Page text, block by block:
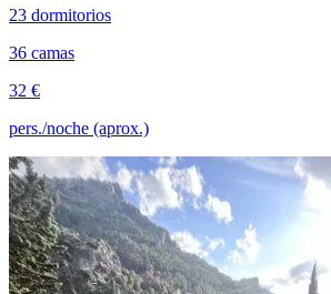
23 dormitorios
36 camas
32 €
pers./noche (aprox.)